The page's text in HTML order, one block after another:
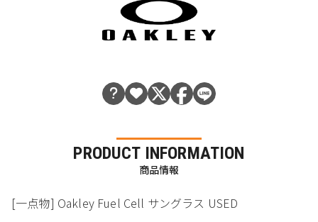
PRODUCT INFORMATION
商品情報
[一点物] Oakley Fuel Cell サングラス USED